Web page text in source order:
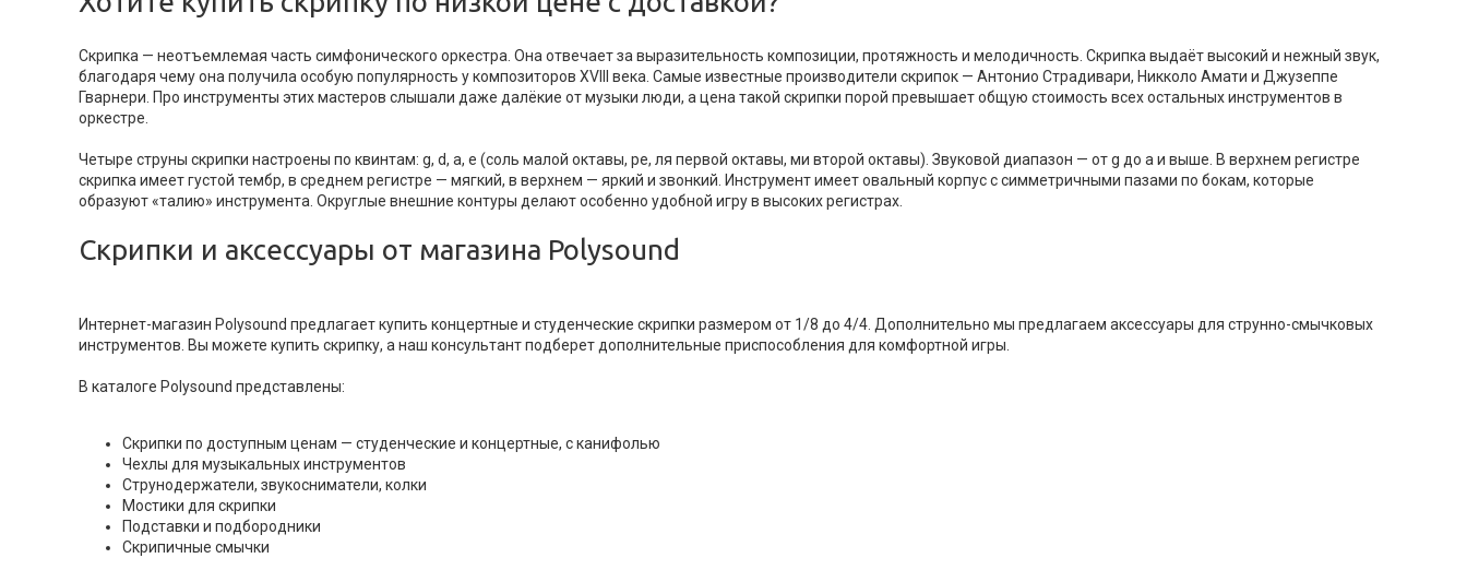
Скрипка — неотъемлемая часть симфонического оркестра. Она отвечает за выразительность композиции, протяжность и мелодичность. Скрипка выдаёт высокий и нежный звук,
благодаря чему она получила особую популярность у композиторов XVIII века. Самые известные производители скрипок — Антонио Страдивари, Никколо Амати и Джузеппе
Гварнери. Про инструменты этих мастеров слышали даже далёкие от музыки люди, а цена такой скрипки порой превышает общую стоимость всех остальных инструментов в
оркестре.
Четыре струны скрипки настроены по квинтам: g, d, a, e (соль малой октавы, ре, ля первой октавы, ми второй октавы). Звуковой диапазон — от g до a и выше. В верхнем регистре
скрипка имеет густой тембр, в среднем регистре — мягкий, в верхнем — яркий и звонкий. Инструмент имеет овальный корпус с симметричными пазами по бокам, которые
образуют «талию» инструмента. Округлые внешние контуры делают особенно удобной игру в высоких регистрах.
Скрипки и аксессуары от магазина Polysound
Интернет-магазин Polysound предлагает купить концертные и студенческие скрипки размером от 1/8 до 4/4. Дополнительно мы предлагаем аксессуары для струнно-смычковых
инструментов. Вы можете купить скрипку, а наш консультант подберет дополнительные приспособления для комфортной игры.
В каталоге Polysound представлены:
Скрипки по доступным ценам — студенческие и концертные, с канифолью
Чехлы для музыкальных инструментов
Струнодержатели, звукосниматели, колки
Мостики для скрипки
Подставки и подбородники
Скрипичные смычки